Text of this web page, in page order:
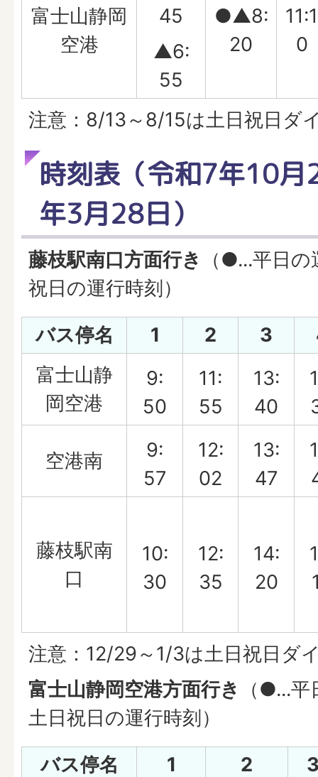
富士山静岡
空港
45
▲6:
55
●▲8:
20
11:1
0
注意：8/13～8/15は土日祝日ダ
時刻表（令和7年10
年3月28日）
藤枝駅南口方面行き
（●...平日
祝日の運行時刻）
バス停名
1 2 3
富士山静
岡空港
9:
50
11:
55
13:
40
空港南
9:
57
12:
02
13:
47
藤枝駅南
口
10:
30
12:
35
14:
20
注意：12/29～1/3は土日祝日ダ
富士山静岡空港方面行き
（●...
土日祝日の運行時刻）
バス停名
1 2